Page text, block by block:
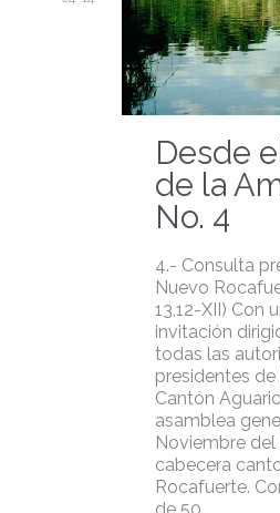
Desde
de la
No. 4
4.- Consulta
Nuevo
13,12-XII) Con
invitación
todas las
presidentes
Cantón
asamblea
Noviembre del
cabecera
Rocafuerte.